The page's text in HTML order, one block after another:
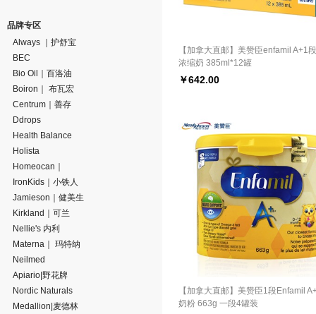
【加拿大直邮】美赞臣enfamil A+1
浓缩奶 385ml*12罐
￥642.00
【加拿大直邮】美赞臣1段Enfamil
奶粉 663g 一段4罐装
品牌专区
Always ｜护舒宝
BEC
Bio Oil｜百洛油
Boiron｜ 布瓦宏
Centrum｜善存
Ddrops
Health Balance
Holista
Homeocan｜
IronKids｜小铁人
Jamieson｜健美生
Kirkland｜可兰
Nellie's 内利
Materna｜ 玛特纳
Neilmed
Apiario|野花牌
Nordic Naturals
Medallion|麦德林